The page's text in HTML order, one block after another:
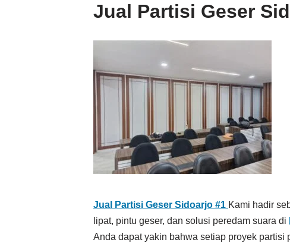
Jual Partisi Geser
Jual Partisi Geser Sidoarjo #1 Kami hadir
lipat, pintu geser, dan solusi peredam suara di
Anda dapat yakin bahwa setiap proyek partisi